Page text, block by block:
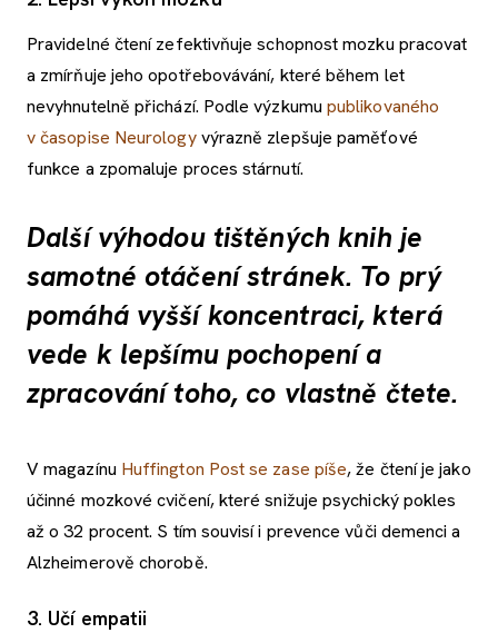
Pravidelné čtení zefektivňuje schopnost mozku pracovat
a zmírňuje jeho opotřebovávání, které během let
nevyhnutelně přichází. Podle výzkumu publikovaného
v časopise Neurologyvýrazně zlepšuje paměťové
funkce a zpomaluje proces stárnutí.
Další výhodou tištěných knih je
samotné otáčení stránek. To prý
pomáhá vyšší koncentraci, která
vede k lepšímu pochopení a
zpracování toho, co vlastně čtete.
V magazínu Huffington Post se zase píše, že čtení je jako
účinné mozkové cvičení, které snižuje psychický pokles
až o 32 procent. S tím souvisí i prevence vůči demenci a
Alzheimerově chorobě.
3. Učí empatii